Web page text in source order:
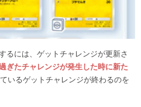
るには、ゲットチャレンジが更新さ
ぎたチャレンジが発生した時に新た
いるゲットチャレンジが終わるのを